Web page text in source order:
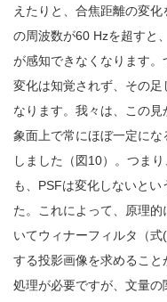
えたりと、合焦距離の変
の周波数が60 Hzを超すと
が感知できなくなります
変化は知覚されず、その
なります。我々は、この
象面上で常にほぼ一定に
しました（図10）。つま
も、PSFは変化しないと
た。これによって、原理
いてウィナーフィルタ（
する投影画像を求めるこ
処理が必要ですが、文量